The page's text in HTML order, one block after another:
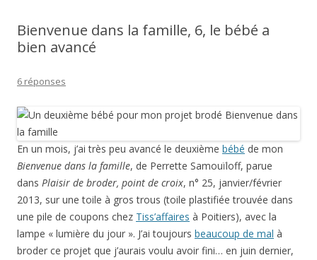
Bienvenue dans la famille, 6, le bébé a
bien avancé
6 réponses
En un mois, j’ai très peu avancé le deuxième bébé de mon
Bienvenue dans la famille, de Perrette Samouïloff, parue
dans Plaisir de broder, point de croix, n° 25, janvier/février
2013, sur une toile à gros trous (toile plastifiée trouvée dans
une pile de coupons chez Tiss’affaires à Poitiers), avec la
lampe « lumière du jour ». J’ai toujours beaucoup de mal à
broder ce projet que j’aurais voulu avoir fini… en juin dernier,